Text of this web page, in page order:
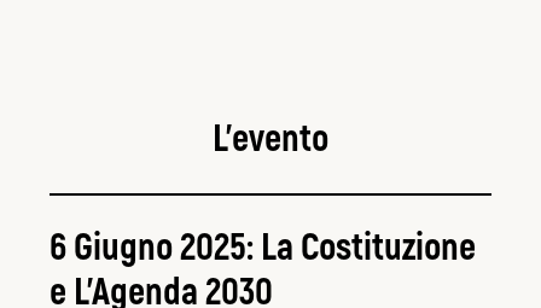
L’evento
6 Giugno 2025: La Costituzione
e L’Agenda 2030